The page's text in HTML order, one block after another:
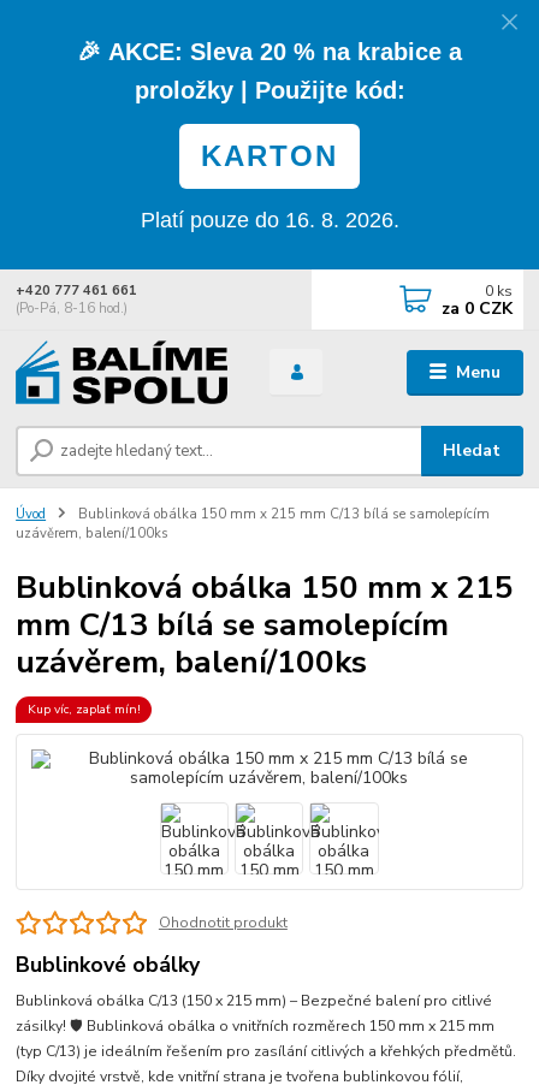
🎉 AKCE: Sleva 20 % na krabice a
proložky| Použijte kód:
KARTON
Platí pouze do 16. 8. 2026.
Menu
Hledat
+420 777 461 661
(Po-Pá, 8-16 hod.)
0 ks
za 0 CZK
Úvod
Bublinková obálka 150 mm x 215 mm C/13 bílá se samolepícím
uzávěrem, balení/100ks
Bublinková obálka 150 mm x 215
mm C/13 bílá se samolepícím
uzávěrem, balení/100ks
Kup víc, zaplať mín!
Ohodnotit produkt
Bublinkové obálky
Bublinková obálka C/13 (150 x 215 mm) – Bezpečné balení pro citlivé
zásilky! 🛡️ Bublinková obálka o vnitřních rozměrech 150 mm x 215 mm
(typ C/13) je ideálním řešením pro zasílání citlivých a křehkých předmětů.
Díky dvojité vrstvě, kde vnitřní strana je tvořena bublinkovou fólií,